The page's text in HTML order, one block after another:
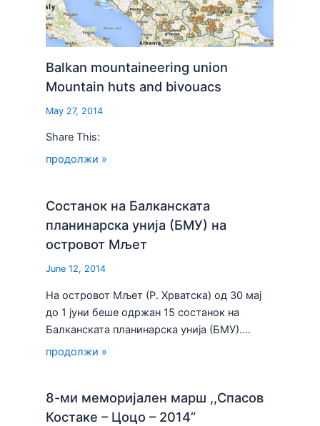
Balkan mountaineering union
Mountain huts and bivouacs
May 27, 2014
Share This:
продолжи »
Состанок на Балканската
планинарска унија (БМУ) на
островот Мљет
June 12, 2014
На островот Мљет (Р. Хрватска) од 30 мај
до 1 јуни беше одржан 15 состанок на
Балканската планинарска унија (БМУ).…
продолжи »
8-ми меморијален марш ,,Спасов
Костаке – Цоцо – 2014”